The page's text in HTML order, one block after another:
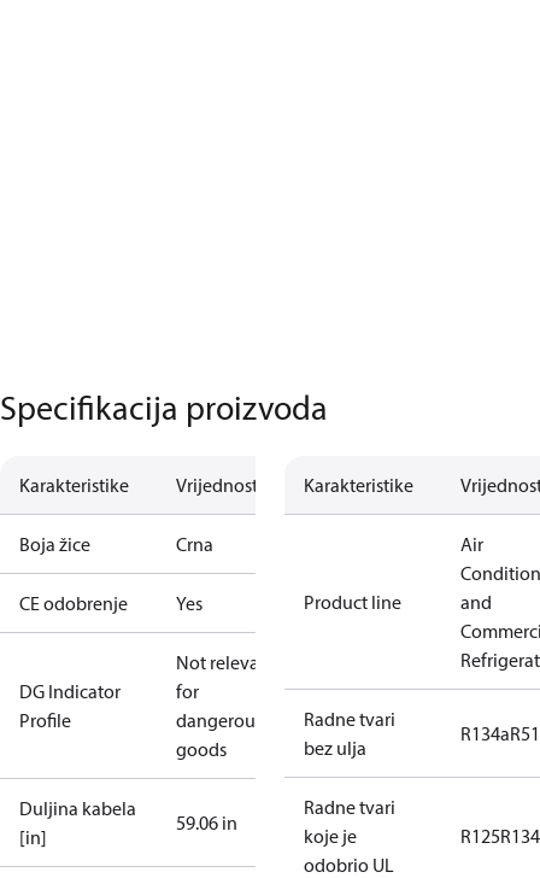
Specifikacija proizvoda
Karakteristike Vrijednost
Boja žice Crna
CE odobrenje Yes
DG Indicator
Profile
Not relevant
for
dangerous
goods
Duljina kabela
[in]
59.06 in
Karakteristike
Product line
Air
and
Radne tvari
bez ulja
R134a
Radne tvari
koje je
odobrio UL
R125